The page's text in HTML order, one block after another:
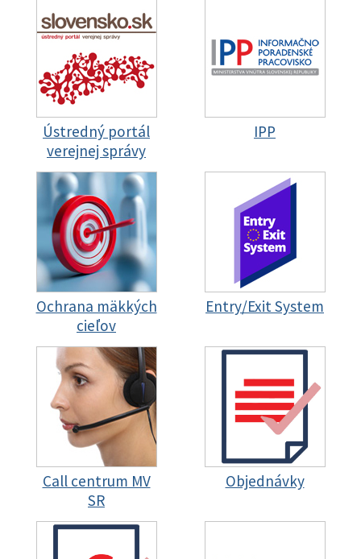
Ústredný portál
verejnej správy
IPP
Ochrana mäkkých
cieľov
Entry/Exit System
Call centrum MV
SR
Objednávky